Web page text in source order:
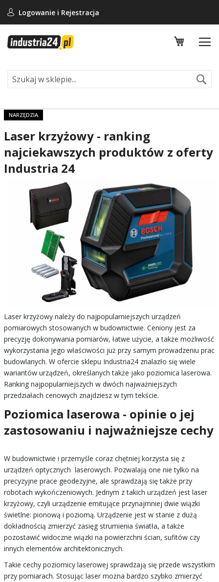
Logowanie i Rejestracja
Mój
NARZĘDZIA
Laser krzyżowy - ranking
najciekawszych produktów z oferty
Industria 24
Laser krzyżowy należy do najpopularniejszych urządzeń
pomiarowych stosowanych w budownictwie. Ceniony jest za
precyzję dokonywania pomiarów, łatwe użycie, a także możliwość
wykorzystania jego właściwości już przy samym prowadzeniu prac
budowlanych. W ofercie sklepu Industria24 znalazło się wiele
wariantów urządzeń, określanych także jako poziomica laserowa.
Ranking najpopularniejszych w dwóch najważniejszych
przedziałach cenowych znajdziesz w tym tekście.
Poziomica laserowa - opinie o jej
zastosowaniu i najważniejsze cechy
W budownictwie i przemyśle coraz chętniej korzysta się z
urządzeń optycznych laserowych. Pozwalają one nie tylko na
precyzyjne prace geodezyjne, ale sprawdzają się także przy
robotach wykończeniowych. Jednym z takich urządzeń jest laser
krzyżowy, czyli urządzenie emitujące przynajmniej dwie wiązki
świetlne: pionową i poziomą. Urządzenie jest w stanie z dużą
dokładnością zmierzyć zasięg strumienia światła, a także
pozostawić widoczne wiązki na powierzchni ścian, sufitów czy
innych elementów architektonicznych.
Takie cechy poziomicy laserowej sprawdzają się przede wszystkim
przy pomiarach. Stosując laser można bardzo szybko zmierzyć